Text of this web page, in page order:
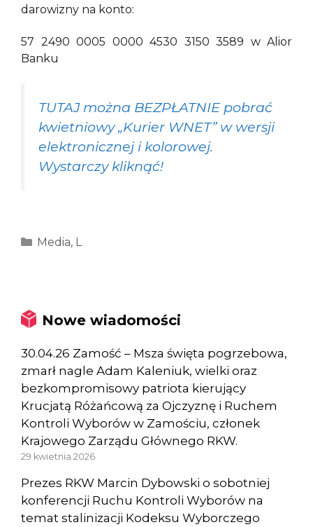
darowizny na konto:
57 2490 0005 0000 4530 3150 3589 w Alior
Banku
TUTAJ można BEZPŁATNIE pobrać
kwietniowy „Kurier WNET” w wersji
elektronicznej i kolorowej.
Wystarczy kliknąć!
Kategorie
Media, L
Nowe wiadomości
30.04.26 Zamość – Msza święta pogrzebowa,
zmarł nagle Adam Kaleniuk, wielki oraz
bezkompromisowy patriota kierujący
Krucjatą Różańcową za Ojczyznę i Ruchem
Kontroli Wyborów w Zamościu, członek
Krajowego Zarządu Głównego RKW.
29 kwietnia 2026
Prezes RKW Marcin Dybowski o sobotniej
konferencji Ruchu Kontroli Wyborów na
temat stalinizacji Kodeksu Wyborczego